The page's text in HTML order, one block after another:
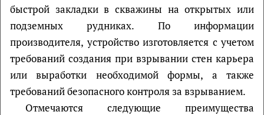
быстрой закладки в скважины на открытых или
подземных рудниках. По информации
производителя, устройство изготовляется с учетом
требований создания при взрывании стен карьера
или выработки необходимой формы, а также
требований безопасного контроля за взрыванием.
Отмечаются следующие преимущества